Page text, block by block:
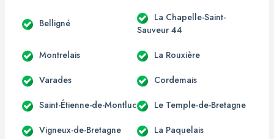
Belligné
La Chapelle-Saint-
Sauveur 44
Montrelais La Rouxière
Varades Cordemais
Saint-Étienne-de-Montluc Le Temple-de-Bretagne
Vigneux-de-Bretagne La Paquelais